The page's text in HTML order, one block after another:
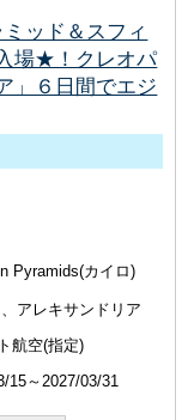
ッド＆スフィ
場★！クレオパ
」６日間でエジ
Pyramids(カイロ)
アレキサンドリア
航空(指定)
15～2027/03/31